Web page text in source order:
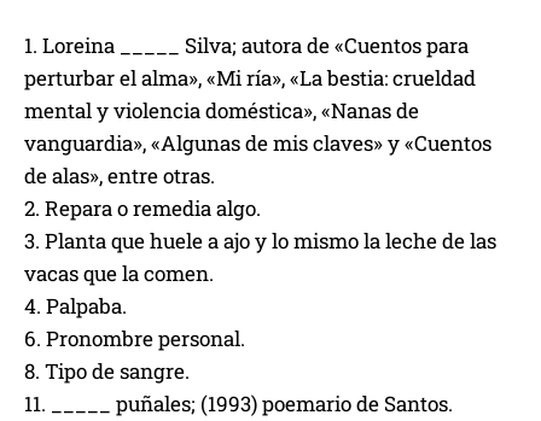
1. Loreina _____ Silva; autora de «Cuentos para
perturbar el alma», «Mi ría», «La bestia: crueldad
mental y violencia doméstica», «Nanas de
vanguardia», «Algunas de mis claves» y «Cuentos
de alas», entre otras.
2. Repara o remedia algo.
3. Planta que huele a ajo y lo mismo la leche de las
vacas que la comen.
4. Palpaba.
6. Pronombre personal.
8. Tipo de sangre.
11. _____ puñales; (1993) poemario de Santos.